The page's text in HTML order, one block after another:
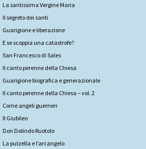
La santissima Vergine Maria
Il segreto dei santi
Guarigione e liberazione
E se scoppia una catastrofe?
San Francesco di Sales
Il canto perenne della Chiesa
Guarigione biografica e generazionale
Il canto perenne della Chiesa – vol. 2
Come angeli guerrieri
Il Giubileo
Don Dolindo Ruotolo
La pulzella e l’arcangelo